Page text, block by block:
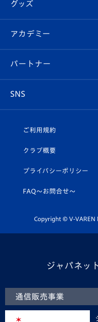
チケット
イベント
メディア
ホームタウン
スタッフプロフィール
マスコット紹介
平和祈念活動
ホームタウン活動
Revive Team
ヴィヴィくんの長崎お
フォトギャラリー
スタジアムグルメ
V-LOVERS（ファンク
プレイヤーズスイート
グッズ
オンラインショップ
店舗情報
アカデミー
育成からのお知らせ
U-18
スクール
パートナー
SNS
ヴィヴィくんインスタ
公式LINE＠
ご利用規約
クラブ概要
プライバシーポリシー
FAQ〜お問合せ〜
Copyright © V-VAREN
ジャパネッ
通信販売事業